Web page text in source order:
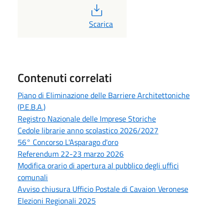
PDF
Scarica
Contenuti correlati
Piano di Eliminazione delle Barriere Architettoniche
(P.E.B.A.)
Registro Nazionale delle Imprese Storiche
Cedole librarie anno scolastico 2026/2027
56° Concorso L'Asparago d'oro
Referendum 22-23 marzo 2026
Modifica orario di apertura al pubblico degli uffici
comunali
Avviso chiusura Ufficio Postale di Cavaion Veronese
Elezioni Regionali 2025